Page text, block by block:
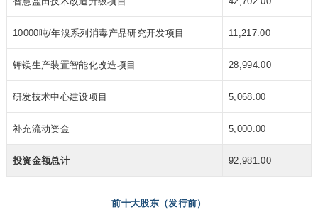
10000吨/年溴系列消毒产品研究开发项目 11,217.00
钾镁生产装置智能化改造项目 28,994.00
研发技术中心建设项目 5,068.00
补充流动资金 5,000.00
投资金额总计 92,981.00
前十大股东（发行前）